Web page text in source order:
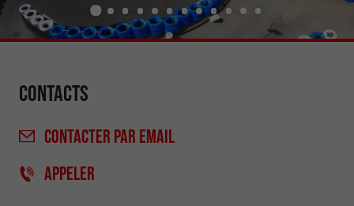
Contacts
CONTACTER PAR EMAIL
APPELER